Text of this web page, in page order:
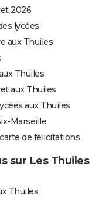
2026
lycées
aux Thuiles
Thuiles
aux Thuiles
aux Thuiles
Marseille
de félicitations
sur Les Thuiles
Thuiles